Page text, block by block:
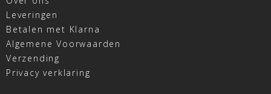
Leveringen
Betalen met Klarna
Algemene Voorwaarden
Verzending
Privacy verklaring